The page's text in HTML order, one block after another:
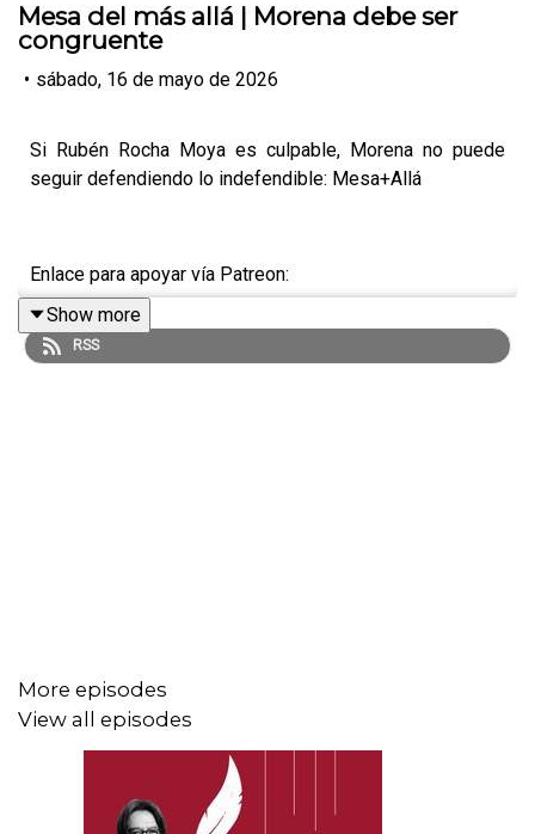
Mesa del más allá | Morena debe ser
congruente
• sábado, 16 de mayo de 2026
Si Rubén Rocha Moya es culpable, Morena no puede
seguir defendiendo lo indefendible: Mesa+Allá
Enlace para apoyar vía Patreon:
https://www.patreon.com/julioastillero
Tienda:
https://julioastillerotienda.com/
Show more
RSS
More episodes
View all episodes